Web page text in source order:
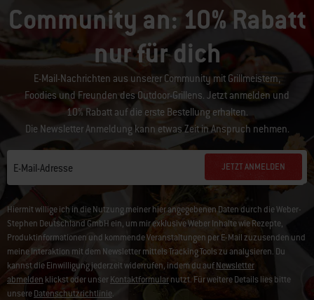
Community an: 10% Rabatt
nur für dich
E-Mail-Nachrichten aus unserer Community mit Grillmeistern,
Foodies und Freunden des Outdoor-Grillens. Jetzt anmelden und
10% Rabatt auf die erste Bestellung erhalten.
Die Newsletter Anmeldung kann etwas Zeit in Anspruch nehmen.
E-Mail-Adresse JETZT ANMELDEN
Hiermit willige ich in die Nutzung meiner hier angegebenen Daten durch die Weber-
Stephen Deutschland GmbH ein, um mir exklusive Weber Inhalte wie Rezepte,
Produktinformationen und kommende Veranstaltungen per E-Mail zuzusenden und
meine Interaktion mit dem Newsletter mittels Tracking Tools zu analysieren. Du
kannst die Einwilligung jederzeit widerrufen, indem du aufNewsletter
abmelden klickst oder unserKontaktformularnutzt. Für weitere Details lies bitte
unsereDatenschutzrichtlinie.